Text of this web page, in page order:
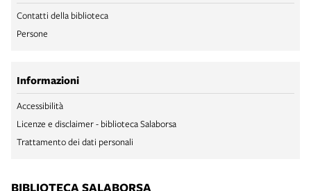
Contatti della biblioteca
Persone
Informazioni
Accessibilità
Licenze e disclaimer - biblioteca Salaborsa
Trattamento dei dati personali
BIBLIOTECA SALABORSA